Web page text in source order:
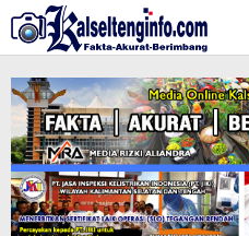
Lewati
ke
konten